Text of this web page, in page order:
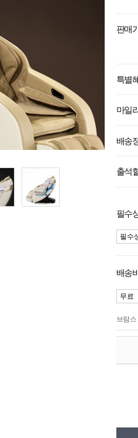
판매
특별
마일
배송
출석
필수
필수
배송
무료
브람